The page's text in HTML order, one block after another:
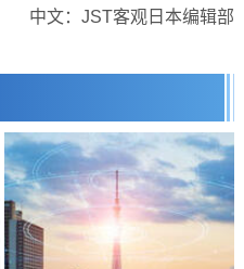
中文：JST客观日本编辑部